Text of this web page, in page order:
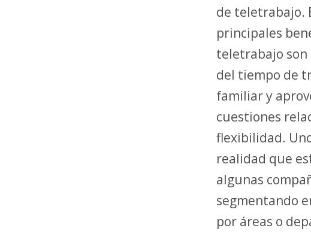
de teletrabajo.
principales
teletrabajo son
del tiempo de
familiar y
cuestiones
flexibilidad.
realidad que
algunas
segmentando
por áreas o